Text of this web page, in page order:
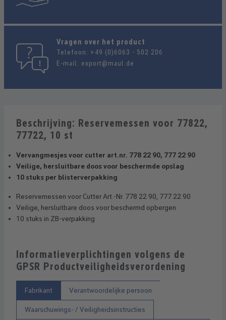
Vragen over het product
Telefoon: +49 (0)6063 - 502 206
E-mail: export@maul.de
Beschrijving: Reservemessen voor 77822,
77722, 10 st
Vervangmesjes voor cutter art.nr. 778 22 90, 777 22 90
Veilige, hersluitbare doos voor beschermde opslag
10 stuks per blisterverpakking
Reservemessen voor Cutter Art.-Nr. 778 22 90, 777 22 90
Veilige, hersluitbare doos voor beschermd opbergen
10 stuks in ZB-verpakking
Informatieverplichtingen volgens de
GPSR Productveiligheidsverordening
Fabrikant Verantwoordelijke persoon
Waarschuwings- / Veiligheidsinstructies